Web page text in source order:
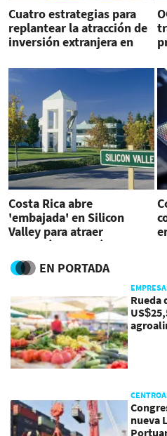
Cuatro estrategias para
replantear la atracción de
inversión extranjera en
Costa Rica abre
'embajada' en Silicon
Valley para atraer
inversión tecnológica
EN PORTADA
Rueda
nueva